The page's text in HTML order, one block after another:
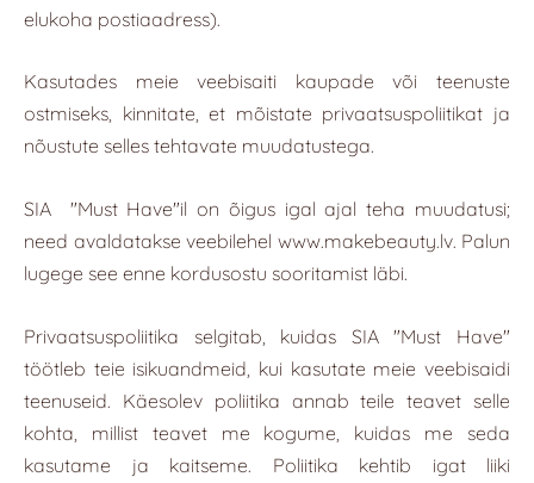
elukoha postiaadress).
Kasutades meie veebisaiti kaupade või teenuste
ostmiseks, kinnitate, et mõistate privaatsuspoliitikat ja
nõustute selles tehtavate muudatustega.
SIA "Must Have"il on õigus igal ajal teha muudatusi;
need avaldatakse veebilehel www.makebeauty.lv. Palun
lugege see enne kordusostu sooritamist läbi.
Privaatsuspoliitika selgitab, kuidas SIA "Must Have"
töötleb teie isikuandmeid, kui kasutate meie veebisaidi
teenuseid. Käesolev poliitika annab teile teavet selle
kohta, millist teavet me kogume, kuidas me seda
kasutame ja kaitseme. Poliitika kehtib igat liiki